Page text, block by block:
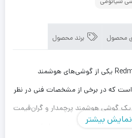
محصول برند محصول
شیائومی Redmi Note 12 Pro 4G یکی از گوشی‌های هوشمند
که در برخی از مشخصات فنی در نظر
یک گوشی هوشمند پرچمدار و گران‌قیمت
نمایش بیشتر